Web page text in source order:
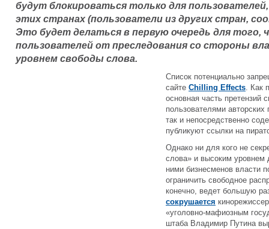
будут блокироваться только для
этих странах (пользователи из других стран,
Это будет делаться в первую очередь для
пользователей от преследования со стороны
уровнем свободы слова.
Список потенциально
сайте Chilling Effects. Как
основная часть претензий
пользователями
так и непосредственно
публикуют ссылки на
Однако ни для кого не
слова» и высоким
ними бизнесменов власти
ограничить свободное
конечно, ведет большую
сокрушается
«уголовно-мафиозным
штаба Владимир Путина